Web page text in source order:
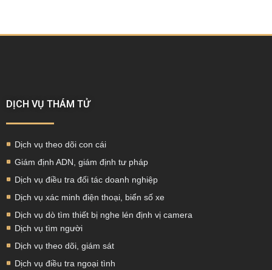
DỊCH VỤ THÁM TỬ
Dịch vụ theo dõi con cái
Giám định ADN, giám định tư pháp
Dịch vụ điều tra đối tác doanh nghiệp
Dịch vụ xác minh điện thoại, biển số xe
Dịch vụ dò tìm thiết bị nghe lén định vị camera
Dịch vụ tìm người
Dịch vụ theo dõi, giám sát
Dịch vụ điều tra ngoại tình